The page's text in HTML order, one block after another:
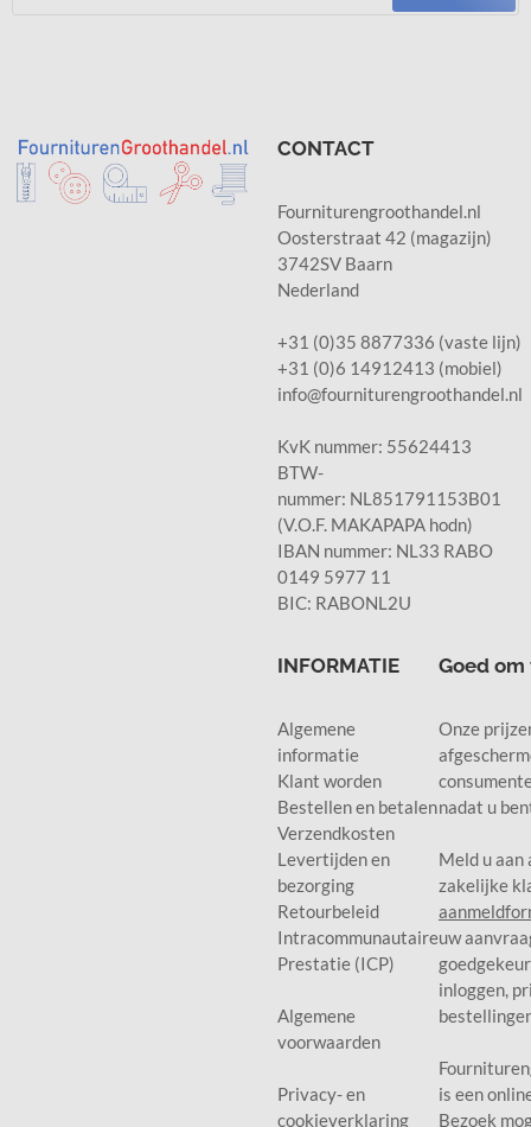
CONTACT
Fourniturengroothandel.nl
Oosterstraat 42 (magazijn)
3742SV Baarn
Nederland
+31 (0)35 8877336 (vaste lijn)
+31 (0)6 14912413 (mobiel)
info@fourniturengroothandel.nl
KvK nummer: 55624413
BTW-
nummer: NL851791153B01
(V.O.F. MAKAPAPA hodn)
IBAN nummer: NL33 RABO
0149 5977 11
BIC: RABONL2U
INFORMATIE
Algemene
informatie
Klant worden
Bestellen en betalen
Verzendkosten
Levertijden en
bezorging
Retourbeleid
Intracommunautaire
Prestatie (ICP)
Algemene
voorwaarden
Privacy- en
cookieverklaring
Goed
Onze
nadat u
Meld u aan
zakelijke
uw
inloggen,
is een
Bezoek